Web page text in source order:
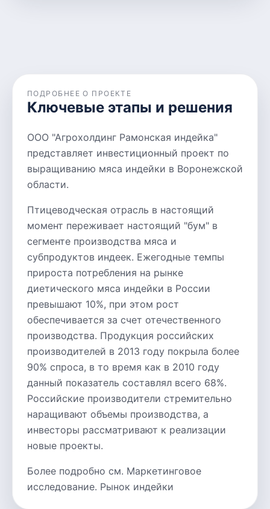
ПОДРОБНЕЕ О ПРОЕКТЕ
Ключевые этапы и решения
ООО "Агрохолдинг Рамонская индейка"
представляет инвестиционный проект по
выращиванию мяса индейки в Воронежской
области.
Птицеводческая отрасль в настоящий
момент переживает настоящий "бум" в
сегменте производства мяса и
субпродуктов индеек. Ежегодные темпы
прироста потребления на рынке
диетического мяса индейки в России
превышают 10%, при этом рост
обеспечивается за счет отечественного
производства. Продукция российских
производителей в 2013 году покрыла более
90% спроса, в то время как в 2010 году
данный показатель составлял всего 68%.
Российские производители стремительно
наращивают объемы производства, а
инвесторы рассматривают к реализации
новые проекты.
Более подробно см. Маркетинговое
исследование. Рынок индейки